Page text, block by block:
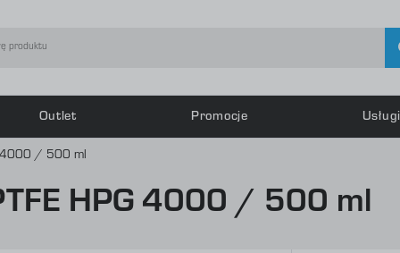
się
OTRZYMASZ LICZNE
Outlet Promocje Usługi
4000 / 500 ml
HPG 4000 / 500 ml